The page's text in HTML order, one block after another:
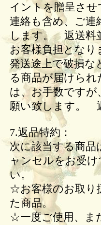
イントを贈呈さ
連絡も含め、ご連
します。 返送料
お客様負担となり
発送途上で破損な
る商品が届けら
は、お手数ですが
願い致します。
7.返品特約：
次に該当する商品
ャンセルをお受
い。
☆お客様のお取り
た商品。
☆一度ご使用、ま